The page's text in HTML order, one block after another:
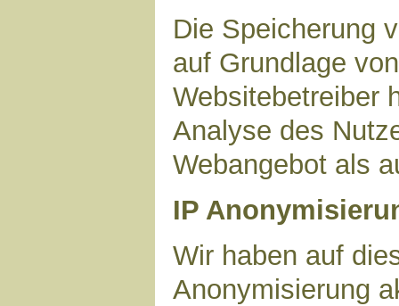
Die Speicherung
auf Grundlage
Websitebetreiber
Analyse des
Webangebot als
IP
Wir haben auf
Anonymisierung